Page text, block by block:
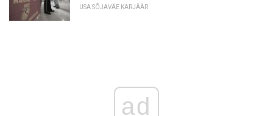
USA SÕJAVÄE KARJÄÄR
ad